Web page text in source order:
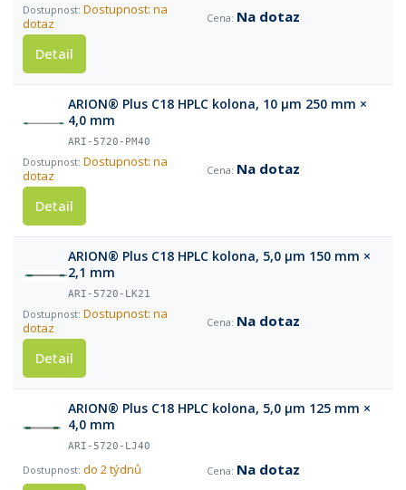
Dostupnost: na
dotaz
Na dotaz
Detail
ARION® Plus C18 HPLC kolona, 10 µm 250 mm ×
4,0 mm
ARI-5720-PM40
Dostupnost: na
dotaz
Na dotaz
Detail
ARION® Plus C18 HPLC kolona, 5,0 µm 150 mm ×
2,1 mm
ARI-5720-LK21
Dostupnost: na
dotaz
Na dotaz
Detail
ARION® Plus C18 HPLC kolona, 5,0 µm 125 mm ×
4,0 mm
ARI-5720-LJ40
do 2 týdnů
Na dotaz